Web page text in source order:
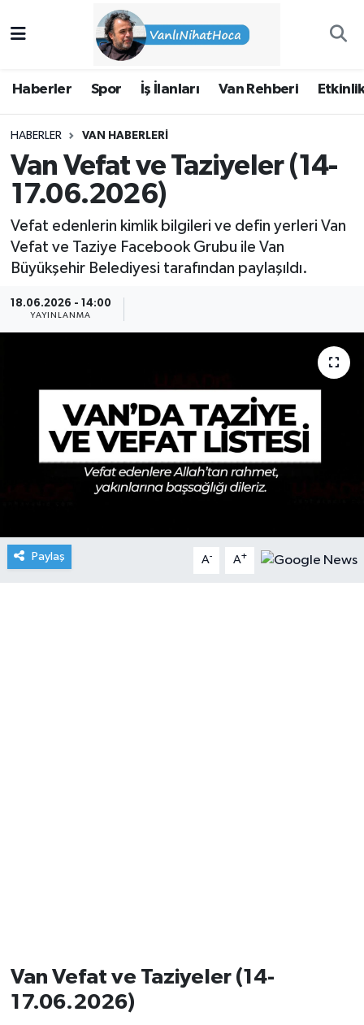
Haberler Spor İş İlanları Van Rehberi
HABERLER VAN HABERLERI
Van Vefat ve Taziyeler (14-
17.06.2026)
Vefat edenlerin kimlik bilgileri ve defin yerleri Van
Vefat ve Taziye Facebook Grubu ile Van
Büyükşehir Belediyesi tarafından paylaşıldı.
18.06.2026 - 14:00
YAYINLANMA
Paylaş A- A+
Van Vefat ve Taziyeler (14-
17.06.2026)
Van Rehberi
Etkinlikler
Köşe Yazıları
Hakkımda
İpekyolu Nöbetçi Eczaneler
Süper Lig Puan Durumu ve Fikstür
Tüm Manşetler
Son Dakika Haberleri
Haber Arşivi